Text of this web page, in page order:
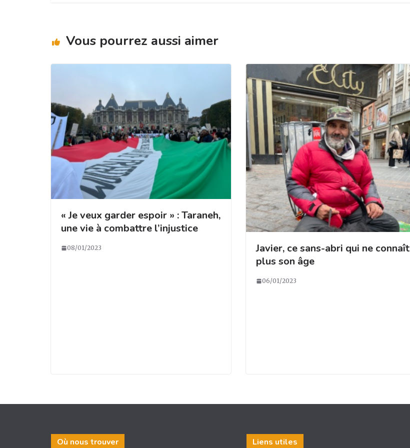
Vous pourrez aussi aimer
« Je veux garder espoir » : Taraneh,
une vie à combattre l’injustice
08/01/2023
Javier, ce sans-abri qui ne connaît
plus son âge
06/01/2023
Où nous trouver Liens utiles